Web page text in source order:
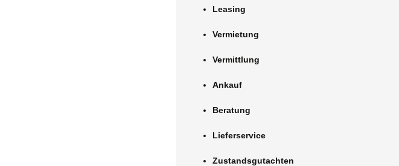
Leasing
Vermietung
Vermittlung
Ankauf
Beratung
Lieferservice
Zustandsgutachten